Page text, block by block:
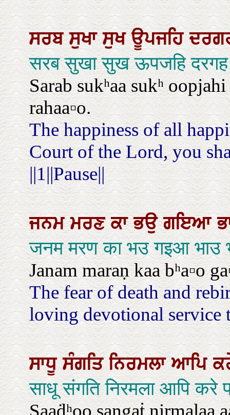
ਸਰਬਸੁਖਾਸੁਖਊਪਜਹਿ
सरब सुखा सुख ऊपजहि दरगह
Sarab sukʰaa sukʰ
rahaa▫o.
The happiness of all
Court of the Lord, you
||1||Pause||
ਜਨਮਮਰਣਕਾਭਉਗਇਆ
जनम मरण का भउ गइआ भाउ
Janam maraṇ kaa bʰa▫o
The fear of death and
loving devotional service
ਸਾਧੂਸੰਗਤਿਨਿਰਮਲਾਆਪਿ
साधू संगति निरमला आपि करे
Saaḋʰoo sangaṫ nirmalaa